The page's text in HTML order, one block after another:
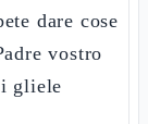
dare cose
vostro
gliele